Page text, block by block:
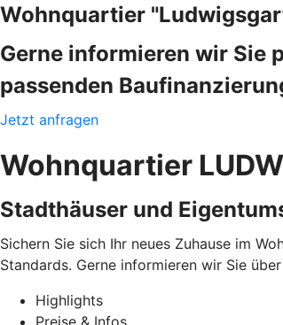
Wohnquartier
Gerne informieren wir Sie
passenden
Jetzt anfragen
Wohnquartier
Stadthäuser und
Sichern Sie sich Ihr neues Zuhause im
Standards. Gerne informieren wir Sie
Highlights
Preise & Infos